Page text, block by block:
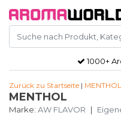
1000+
Zurück zu Startseite | MENTHOL
MENTHOL
Marke: AW FLAVOR |